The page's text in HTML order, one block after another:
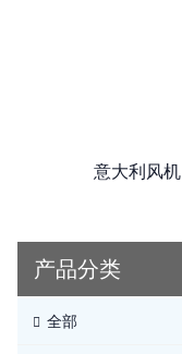
意大利风机
产品分类
全部